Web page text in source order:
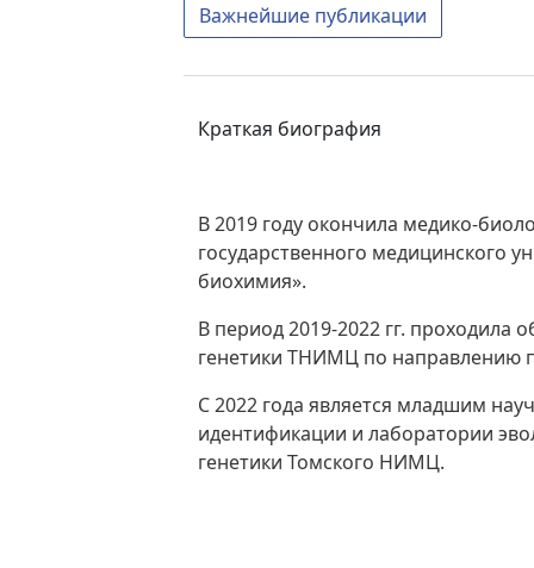
Важнейшие публикации
Краткая биография
В 2019 году окончила медико-
государственного медицинского
биохимия».
В период 2019-2022 гг. проходила
генетики ТНИМЦ по направлению
С 2022 года является младшим
идентификации и лаборатории
генетики Томского НИМЦ.